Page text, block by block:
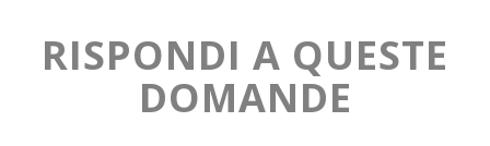
RISPONDI A QUESTE
DOMANDE